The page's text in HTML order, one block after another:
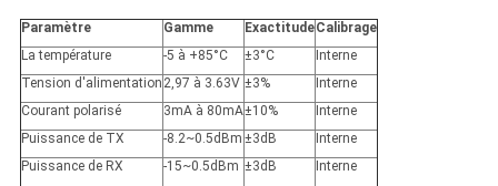
Paramètre Gamme ExactitudeCalibrage
La température
-5 à +85°C ±3°C
Interne
Tension d'alimentation 2,97 à 3.63V ±3%
Interne
Courant polarisé
3mA à 80mA±10%
Interne
Puissance de TX
-8.2~0.5dBm ±3dB
Interne
Puissance de RX
-15~0.5dBm ±3dB Interne